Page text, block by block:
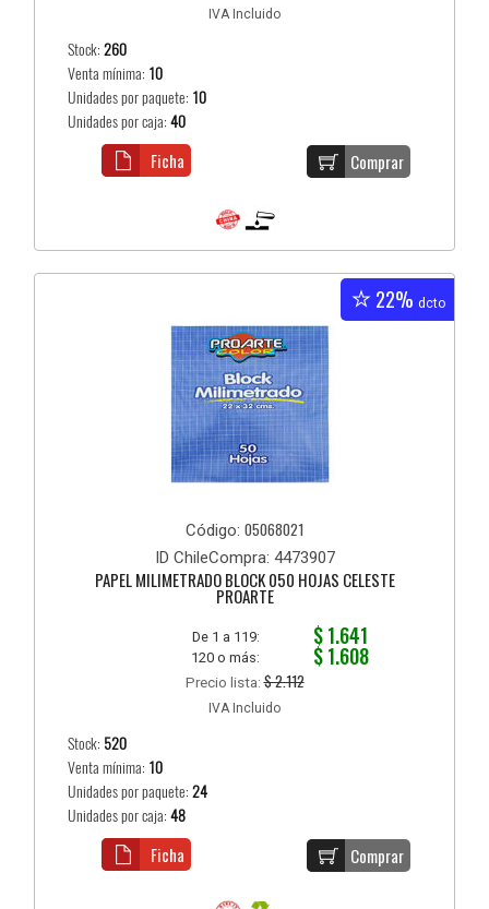
IVA Incluido
Stock:260
Venta mínima: 10
Unidades por paquete: 10
Unidades por caja:40
Comprar
Ficha
22% dcto
Código: 05068021
ID ChileCompra: 4473907
PAPEL MILIMETRADO BLOCK 050 HOJAS CELESTE
PROARTE
De 1 a 119: $ 1.641
120 o más: $ 1.608
Precio lista:$ 2.112
IVA Incluido
Stock: 520
Venta mínima: 10
Unidades por paquete:24
Unidades por caja:48
Comprar
Ficha